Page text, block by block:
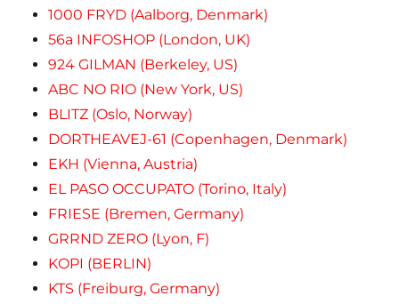
1000 FRYD (Aalborg, Denmark)
56a INFOSHOP (London, UK)
924 GILMAN (Berkeley, US)
ABC NO RIO (New York, US)
BLITZ (Oslo, Norway)
DORTHEAVEJ-61 (Copenhagen, Denmark)
EKH (Vienna, Austria)
EL PASO OCCUPATO (Torino, Italy)
FRIESE (Bremen, Germany)
GRRND ZERO (Lyon, F)
KOPI (BERLIN)
KTS (Freiburg, Germany)